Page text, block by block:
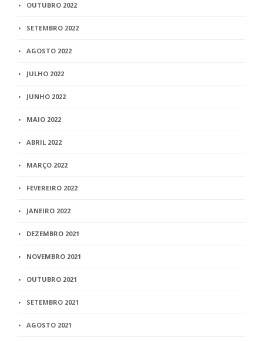
OUTUBRO 2022
SETEMBRO 2022
AGOSTO 2022
JULHO 2022
JUNHO 2022
MAIO 2022
ABRIL 2022
MARÇO 2022
FEVEREIRO 2022
JANEIRO 2022
DEZEMBRO 2021
NOVEMBRO 2021
OUTUBRO 2021
SETEMBRO 2021
AGOSTO 2021